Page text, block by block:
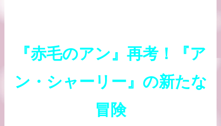
『赤毛のアン』再考！『ア
ン・シャーリー』の新たな
冒険